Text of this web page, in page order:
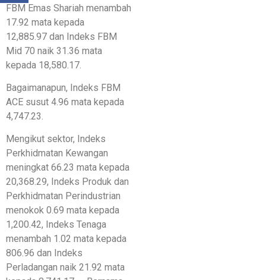
FBM Emas Shariah menambah
17.92 mata kepada
12,885.97 dan Indeks FBM
Mid 70 naik 31.36 mata
kepada 18,580.17.
Bagaimanapun, Indeks FBM
ACE susut 4.96 mata kepada
4,747.23.
Mengikut sektor, Indeks
Perkhidmatan Kewangan
meningkat 66.23 mata kepada
20,368.29, Indeks Produk dan
Perkhidmatan Perindustrian
menokok 0.69 mata kepada
1,200.42, Indeks Tenaga
menambah 1.02 mata kepada
806.96 dan Indeks
Perladangan naik 21.92 mata